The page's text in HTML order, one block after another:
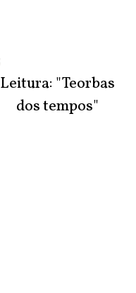
Leitura: "Teorbas
dos tempos"